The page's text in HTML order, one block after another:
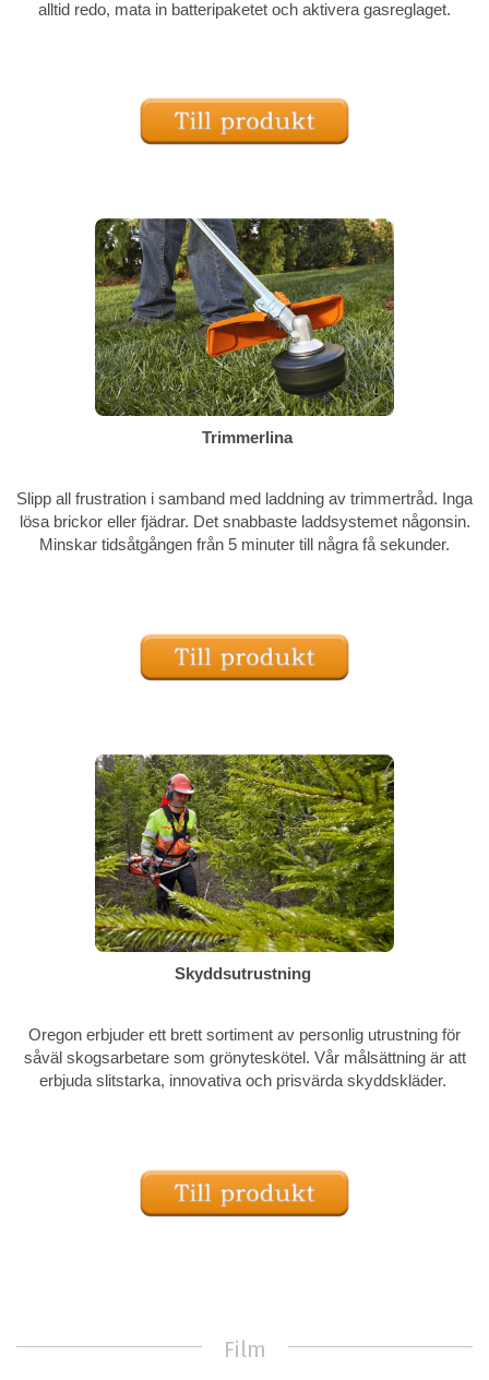
alltid redo, mata in batteripaketet och aktivera gasreglaget.
Trimmerlina
Slipp all frustration i samband med laddning av trimmertråd. Inga
lösa brickor eller fjädrar. Det snabbaste laddsystemet någonsin.
Minskar tidsåtgången från 5 minuter till några få sekunder.
Skyddsutrustning
Oregon erbjuder ett brett sortiment av personlig utrustning för
såväl skogsarbetare som grönyteskötel. Vår målsättning är att
erbjuda slitstarka, innovativa och prisvärda skyddskläder.
Film